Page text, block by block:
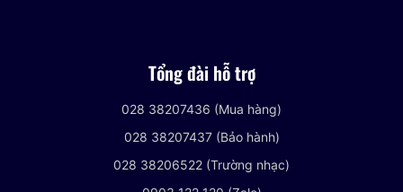
Tổng đài hỗ trợ
028 38207436 (Mua hàng)
028 38207437 (Bảo hành)
028 38206522 (Trường nhạc)